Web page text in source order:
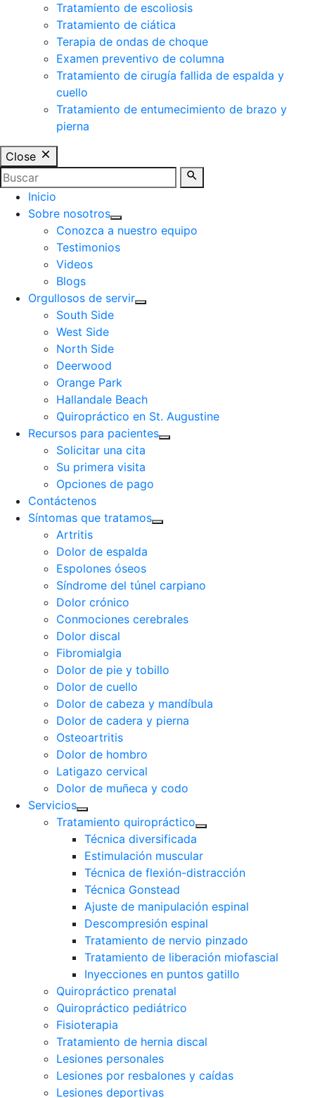
Tratamiento de escoliosis
Tratamiento de ciática
Terapia de ondas de choque
Examen preventivo de columna
Tratamiento de cirugía fallida de espalda y
cuello
Tratamiento de entumecimiento de brazo y
pierna
Close
Inicio
Sobre nosotros
Conozca a nuestro equipo
Testimonios
Videos
Blogs
Orgullosos de servir
South Side
West Side
North Side
Deerwood
Orange Park
Hallandale Beach
Quiropráctico en St. Augustine
Recursos para pacientes
Solicitar una cita
Su primera visita
Opciones de pago
Contáctenos
Síntomas que tratamos
Artritis
Dolor de espalda
Espolones óseos
Síndrome del túnel carpiano
Dolor crónico
Conmociones cerebrales
Dolor discal
Fibromialgia
Dolor de pie y tobillo
Dolor de cuello
Dolor de cabeza y mandíbula
Dolor de cadera y pierna
Osteoartritis
Dolor de hombro
Latigazo cervical
Dolor de muñeca y codo
Servicios
Tratamiento quiropráctico
Técnica diversificada
Estimulación muscular
Técnica de flexión-distracción
Técnica Gonstead
Ajuste de manipulación espinal
Descompresión espinal
Tratamiento de nervio pinzado
Tratamiento de liberación miofascial
Inyecciones en puntos gatillo
Quiropráctico prenatal
Quiropráctico pediátrico
Fisioterapia
Tratamiento de hernia discal
Lesiones personales
Lesiones por resbalones y caídas
Lesiones deportivas